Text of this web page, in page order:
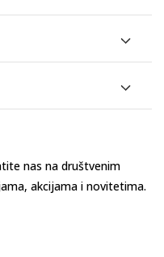
nas na društvenim
akcijama i novitetima.